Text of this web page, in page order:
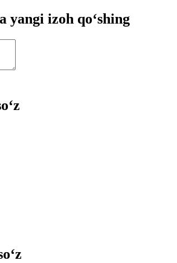
yangi izoh qo‘shing